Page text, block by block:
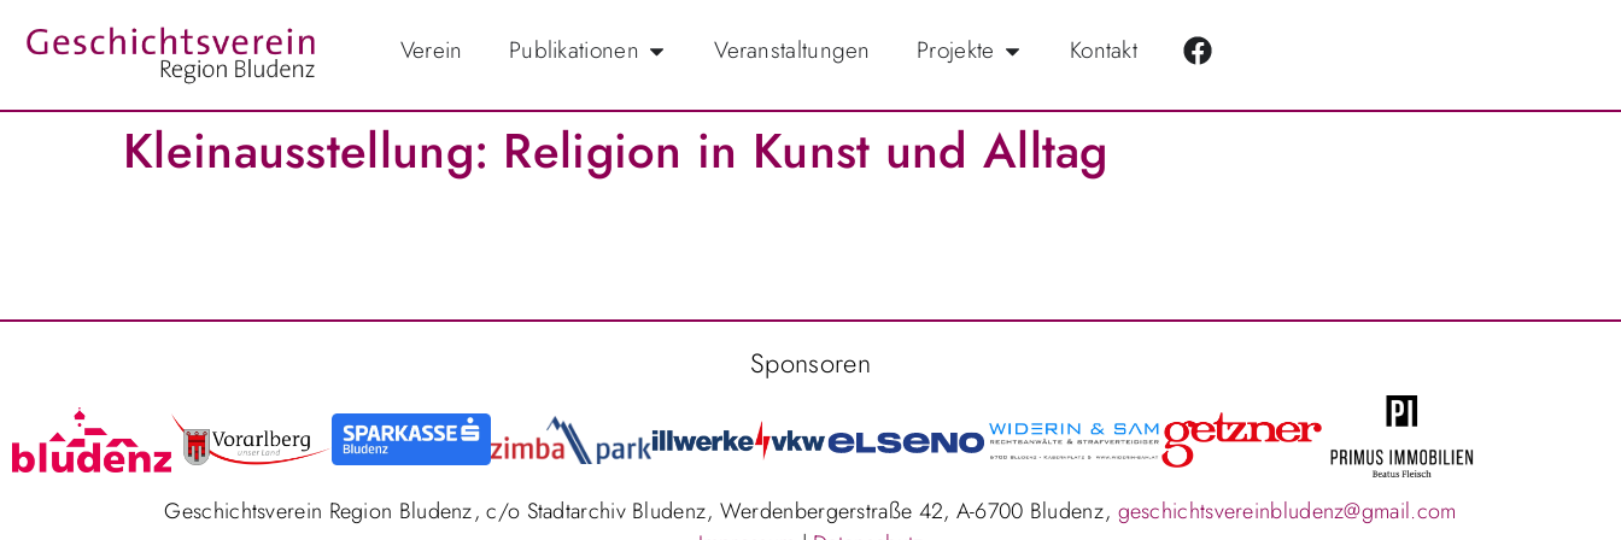
Verein Publikationen Veranstaltungen Projekte Kontakt
Kleinausstellung: Religion in Kunst und Alltag
Sponsoren
Geschichtsverein Region Bludenz, c/o Stadtarchiv Bludenz, Werdenbergerstraße 42, A-6700 Bludenz, geschichtsvereinbludenz@gmail.com